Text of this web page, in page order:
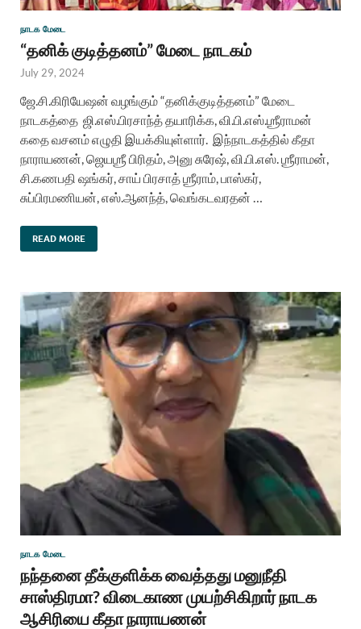
நாடக மேடை
“தனிக் குடித்தனம்” மேடை நாடகம்
July 29, 2024
ஜே.சி.கிரியேஷன் வழங்கும் “தனிக்குடித்தனம்” மேடை
நாடகத்தை ஜி.எஸ்.பிரசாந்த் தயாரிக்க, வி.பி.எஸ்.ஶ்ரீராமன்
கதை வசனம் எழுதி இயக்கியுள்ளார். இந்நாடகத்தில் கீதா
நாராயணன், ஜெயஶ்ரீ பிரிதம், அனு சுரேஷ், வி.பி.எஸ். ஶ்ரீராமன்,
சி.கணபதி ஷங்கர், சாய் பிரசாத் ஶ்ரீராம், பாஸ்கர்,
சுப்பிரமணியன், எஸ்.ஆனந்த், வெங்கடவரதன் …
READ MORE
நாடக மேடை
நந்தனை தீக்குளிக்க வைத்தது மனுநீதி
சாஸ்திரமா? விடைகாண முயற்சிகிறார் நாடக
ஆசிரியை கீதா நாராயணன்